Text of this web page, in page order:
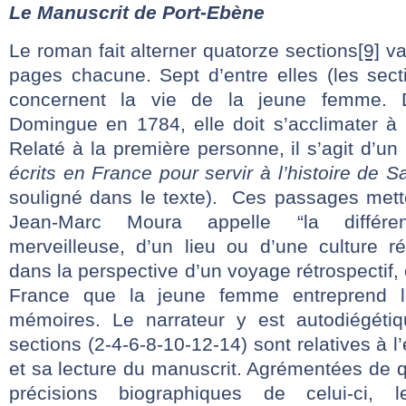
Le Manuscrit de Port-Ebène
Le roman fait alterner quatorze sections[9]
pages chacune. Sept d’entre elles (les
concernent la vie de la jeune femme.
Domingue en 1784, elle doit s’acclimater
Relaté à la première personne, il s’agit
écrits en France pour servir à l’histoire de
souligné dans le texte). Ces passages
Jean-Marc Moura appelle “la
merveilleuse, d’un lieu ou d’une culture
dans la perspective d’un voyage rétrospectif,
France que la jeune femme entreprend
mémoires. Le narrateur y est
sections (2-4-6-8-10-12-14) sont relatives à
et sa lecture du manuscrit. Agrémentées de
précisions biographiques de celui-